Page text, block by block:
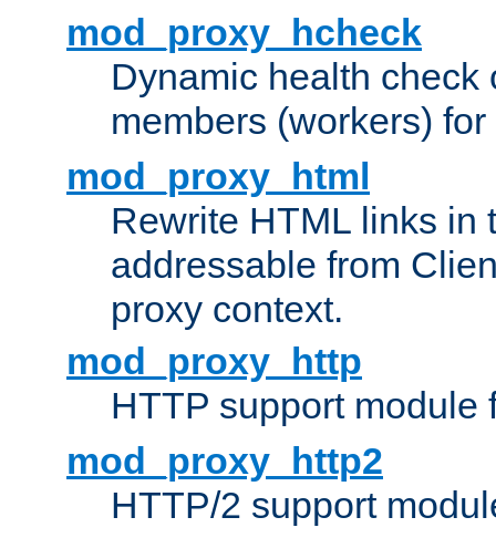
mod_proxy_hcheck
Dynamic health check
members (workers) for
mod_proxy_html
Rewrite HTML links in
addressable from
proxy context.
mod_proxy_http
HTTP support module
mod_proxy_http2
HTTP/2 support